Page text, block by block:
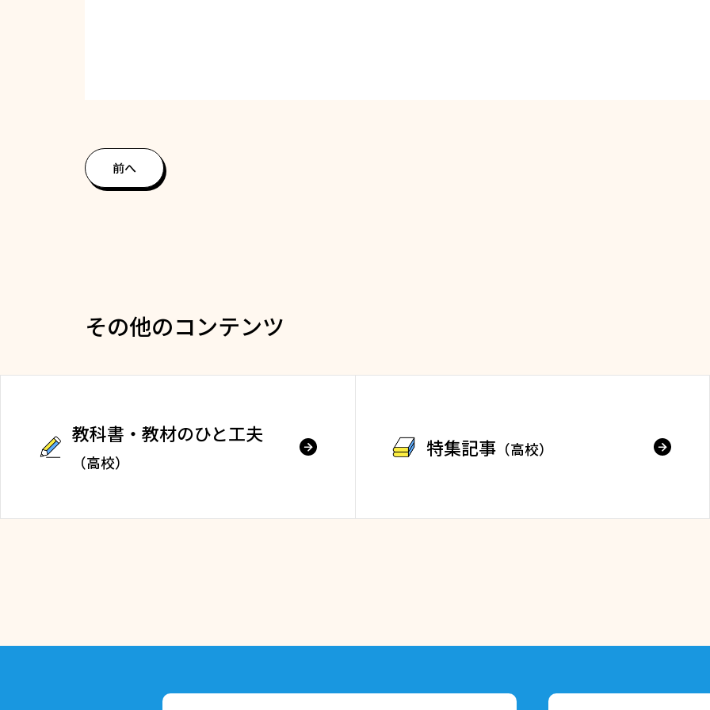
前へ
その他のコンテンツ
教科書・教材のひと工夫
（高校）
特集記事 （高校）